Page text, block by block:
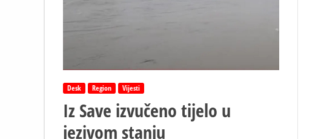
Desk Region Vijesti
Iz Save izvučeno tijelo u
jezivom stanju